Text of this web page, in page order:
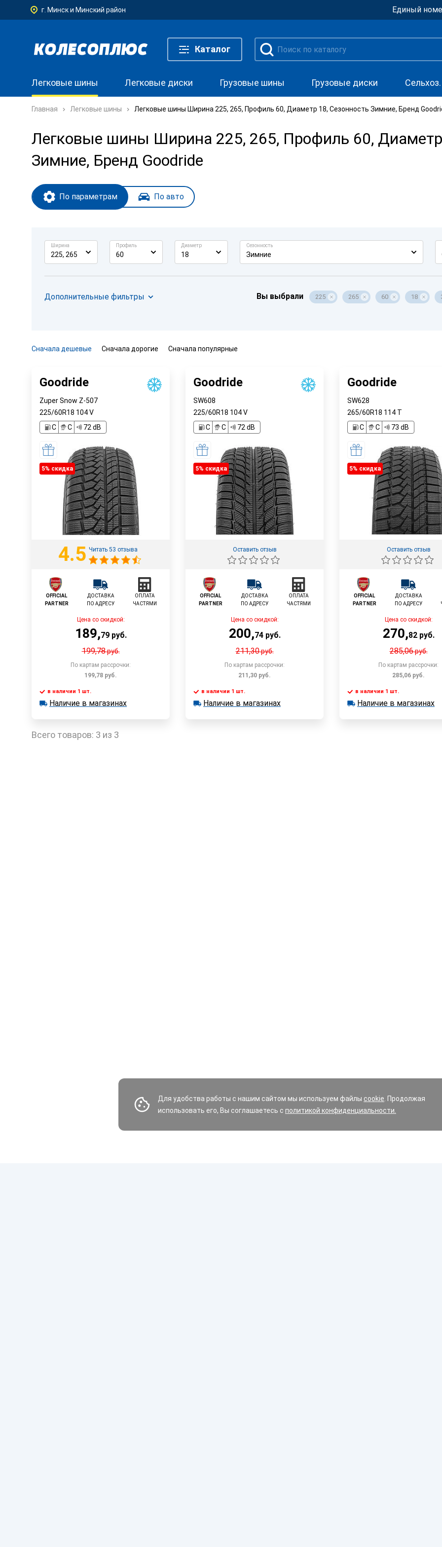
Для удобства работы с нашим сайтом мы используем файлы cookie . Продолжая
использовать его, Вы соглашаетесь с политикой конфиденциальности.
г. Минск и Минский район Единый
Каталог
Легковые шины Легковые диски Грузовые шины Грузовые диски
Главная Легковые шины Легковые шины Ширина 225, 265, Профиль 60, Диаметр 18, Сезонность Зимние, Бренд
Легковые шины Ширина 225, 265, Профиль 60, Диаметр
Зимние, Бренд Goodride
По параметрам По авто
Ширина
225, 265
Профиль
60
Диаметр
18
Сезонность
Зимние
Дополнительные фильтры Вы выбрали 225 265 60 18
Сначала дешевые Сначала дорогие Сначала популярные
Goodride
Zuper Snow Z-507
225/60R18 104V
C
C 72 dB
5% cкидка
4.5 Читать 53 отзыва
OFFICIAL
PARTNER
ДОСТАВКА
ПО АДРЕСУ
ОПЛАТА
ЧАСТЯМИ
Цена со скидкой:
189,79руб.
199,78руб.
По картам рассрочки:
199,78 руб.
В корзину
Быстрый заказ
в наличии 1 шт.
в наличии 1 шт.
Наличие в магазинах
Goodride
SW608
225/60R18 104V
C
C 72 dB
5% cкидка
Оставить отзыв
OFFICIAL
PARTNER
ДОСТАВКА
ПО АДРЕСУ
ОПЛАТА
ЧАСТЯМИ
Цена со скидкой:
200,74руб.
211,30руб.
По картам рассрочки:
211,30 руб.
В корзину
в наличии 1 шт.
в наличии 1 шт.
Наличие в магазинах
Goodride
SW628
265/60R18 114 T
C
C 73 dB
5% cкидка
Оставить отзыв
OFFICIAL
PARTNER
ДОСТАВКА
ПО АДРЕСУ
Цена со скидкой:
270,82руб.
285,06руб.
По картам рассрочки:
285,06 руб.
В
в наличии 1 шт.
в наличии 1 шт.
Наличие в магазинах
Всего товаров: 3 из 3